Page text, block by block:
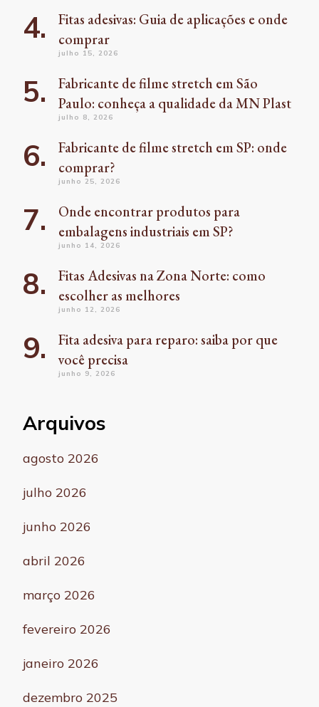
Fitas adesivas: Guia de aplicações e onde
comprar
julho 15, 2026
Fabricante de filme stretch em São
Paulo: conheça a qualidade da MN Plast
julho 8, 2026
Fabricante de filme stretch em SP: onde
comprar?
junho 25, 2026
Onde encontrar produtos para
embalagens industriais em SP?
junho 14, 2026
Fitas Adesivas na Zona Norte: como
escolher as melhores
junho 12, 2026
Fita adesiva para reparo: saiba por que
você precisa
junho 9, 2026
Arquivos
agosto 2026
julho 2026
junho 2026
abril 2026
março 2026
fevereiro 2026
janeiro 2026
dezembro 2025